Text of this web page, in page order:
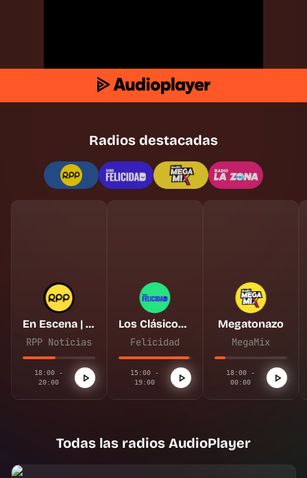
Radios destacadas
En Escena | Repetición
RPP Noticias
18:00 -
20:00
Los Clásicos de Felicidad
Felicidad
15:00 -
19:00
Megatonazo
MegaMix
18:00 -
00:00
Todas las radios AudioPlayer